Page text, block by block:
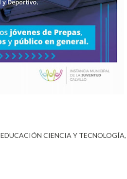
EDUCACIÓN CIENCIA Y TECNOLOGÍA